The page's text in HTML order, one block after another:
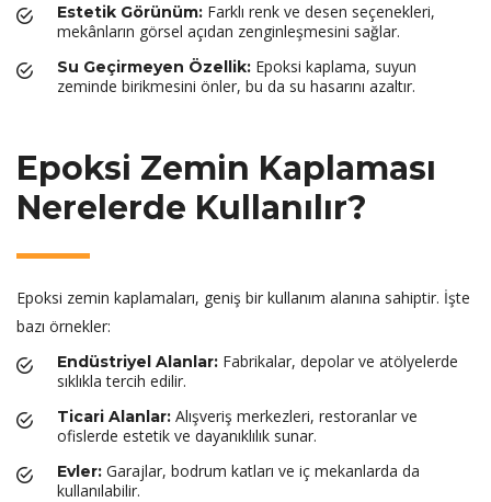
Estetik Görünüm: Farklı renk ve desen seçenekleri,
mekânların görsel açıdan zenginleşmesini sağlar.
Su Geçirmeyen Özellik: Epoksi kaplama, suyun
zeminde birikmesini önler, bu da su hasarını azaltır.
Epoksi Zemin Kaplaması
Nerelerde Kullanılır?
Epoksi zemin kaplamaları, geniş bir kullanım alanına sahiptir. İşte
bazı örnekler:
Endüstriyel Alanlar: Fabrikalar, depolar ve atölyelerde
sıklıkla tercih edilir.
Ticari Alanlar: Alışveriş merkezleri, restoranlar ve
ofislerde estetik ve dayanıklılık sunar.
Evler: Garajlar, bodrum katları ve iç mekanlarda da
kullanılabilir.